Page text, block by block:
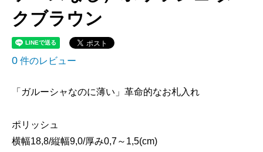
クブラウン
0 件のレビュー
「ガルーシャなのに薄い」革命的なお札入れ
ポリッシュ
横幅18,8/縦幅9,0/厚み0,7～1,5(cm)